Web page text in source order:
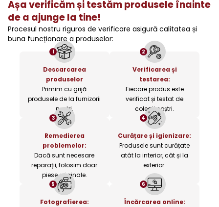
Așa verificăm și testăm produsele înainte
de a ajunge la tine!
Procesul nostru riguros de verificare asigură calitatea și
buna funcționare a produselor:
1
Descarcarea
produselor
Primim cu grijă
produsele de la furnizorii
noștri.
2
Verificarea și
testarea:
Fiecare produs este
verificat și testat de
colegii noștri.
3
Remedierea
problemelor:
Dacă sunt necesare
reparații, folosim doar
piese originale.
4
Curățare și igienizare:
Produsele sunt curățate
atât la interior, cât și la
exterior.
5
Fotografierea:
6
Încărcarea online: